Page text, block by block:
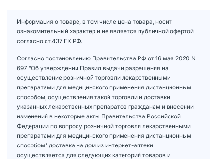
Информация о товаре, в том числе цена товара, носит
ознакомительный характер и не является публичной офертой
согласно ст.437 ГК РФ.
Согласно постановлению Правительства РФ от 16 мая 2020 N
697 "Об утверждении Правил выдачи разрешения на
осуществление розничной торговли лекарственными
препаратами для медицинского применения дистанционным
способом, осуществления такой торговли и доставки
указанных лекарственных препаратов гражданам и внесении
изменений в некоторые акты Правительства Российской
Федерации по вопросу розничной торговли лекарственными
препаратами для медицинского применения дистанционным
способом" доставка на дом из интернет-аптеки
осуществляется для следующих категорий товаров и